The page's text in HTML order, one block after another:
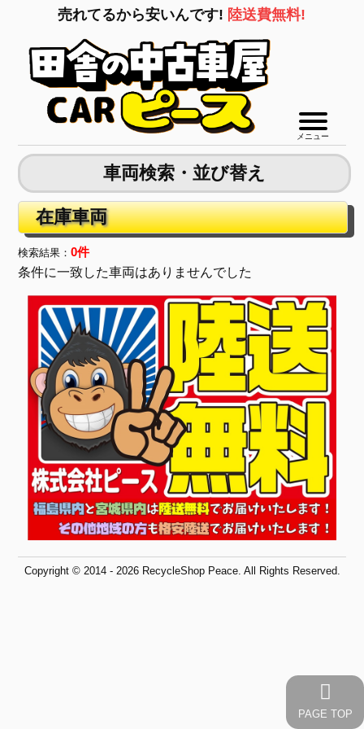
売れてるから安いんです! 陸送費無料!
メニュー
車両検索・並び替え
在庫車両
検索結果：0件
条件に一致した車両はありませんでした
Copyright © 2014 - 2026 RecycleShop Peace. All Rights Reserved.